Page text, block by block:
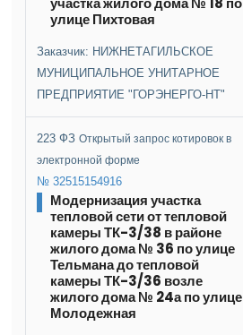
улице Пихтовая
Заказчик: НИЖНЕТАГИЛЬСКОЕ
МУНИЦИПАЛЬНОЕ УНИТАРНОЕ
ПРЕДПРИЯТИЕ "ГОРЭНЕРГО-НТ"
223 ФЗОткрытый запрос котировок в
электронной форме
№ 32515154916
Модернизация участка
тепловой сети от тепловой
камеры ТК-3/38 в районе
жилого дома № 36 по улице
Тельмана до тепловой
камеры ТК-3/36 возле
жилого дома № 24а по улице
Молодежная